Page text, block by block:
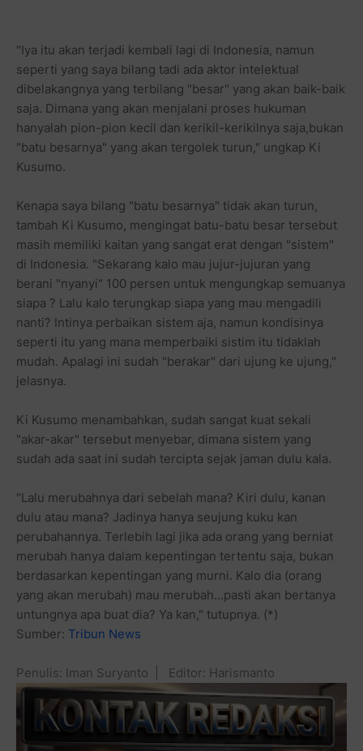
"Iya itu akan terjadi kembali lagi di Indonesia, namun
seperti yang saya bilang tadi ada aktor intelektual
dibelakangnya yang terbilang "besar" yang akan baik-baik
saja. Dimana yang akan menjalani proses hukuman
hanyalah pion-pion kecil dan kerikil-kerikilnya saja,bukan
"batu besarnya" yang akan tergolek turun," ungkap Ki
Kusumo.
Kenapa saya bilang "batu besarnya" tidak akan turun,
tambah Ki Kusumo, mengingat batu-batu besar tersebut
masih memiliki kaitan yang sangat erat dengan "sistem"
di Indonesia. "Sekarang kalo mau jujur-jujuran yang
berani "nyanyi" 100 persen untuk mengungkap semuanya
siapa ? Lalu kalo terungkap siapa yang mau mengadili
nanti? Intinya perbaikan sistem aja, namun kondisinya
seperti itu yang mana memperbaiki sistim itu tidaklah
mudah. Apalagi ini sudah "berakar" dari ujung ke ujung,"
jelasnya.
Ki Kusumo menambahkan, sudah sangat kuat sekali
"akar-akar" tersebut menyebar, dimana sistem yang
sudah ada saat ini sudah tercipta sejak jaman dulu kala.
"Lalu merubahnya dari sebelah mana? Kiri dulu, kanan
dulu atau mana? Jadinya hanya seujung kuku kan
perubahannya. Terlebih lagi jika ada orang yang berniat
merubah hanya dalam kepentingan tertentu saja, bukan
berdasarkan kepentingan yang murni. Kalo dia (orang
yang akan merubah) mau merubah...pasti akan bertanya
untungnya apa buat dia? Ya kan," tutupnya. (*)
Sumber: Tribun News
Penulis: Iman Suryanto | Editor: Harismanto